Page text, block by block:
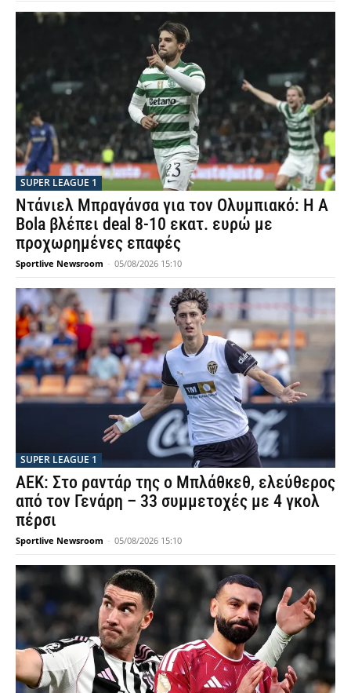
SUPER LEAGUE 1
Ντάνιελ Μπραγάνσα για τον Ολυμπιακό: Η A
Bola βλέπει deal 8-10 εκατ. ευρώ με
προχωρημένες επαφές
Sportlive Newsroom - 05/08/2026 15:10
SUPER LEAGUE 1
ΑΕΚ: Στο ραντάρ της ο Μπλάθκεθ, ελεύθερος
από τον Γενάρη – 33 συμμετοχές με 4 γκολ
πέρσι
Sportlive Newsroom - 05/08/2026 15:10